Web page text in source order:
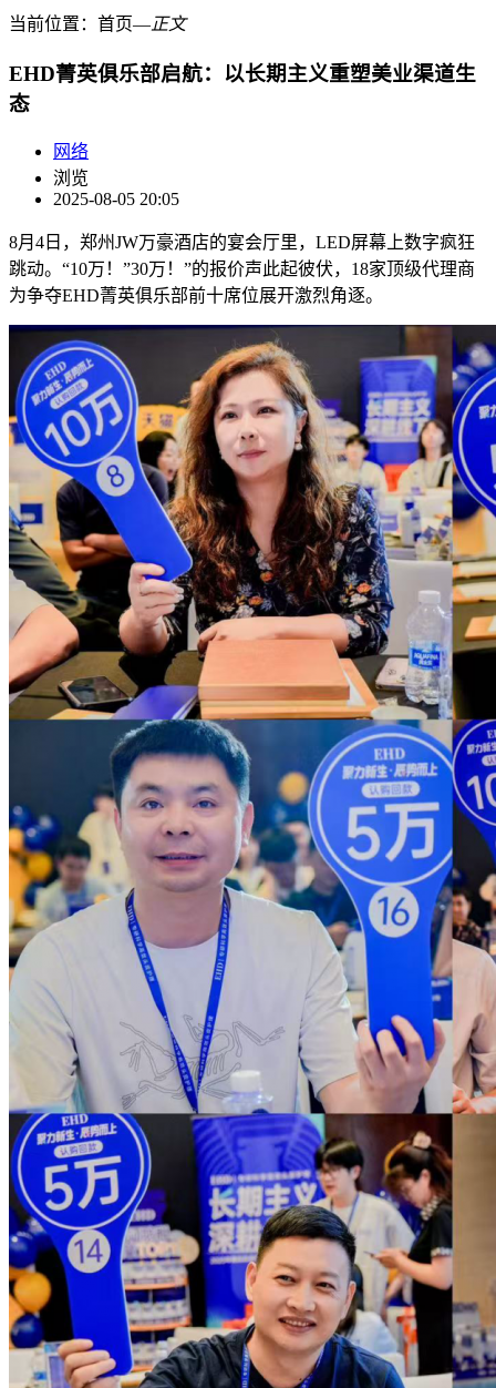
当前位置： 首页―正文
EHD菁英俱乐部启航：以长期主义重塑美业渠道生
态
网络
浏览
2025-08-05 20:05
8月4日，郑州JW万豪酒店的宴会厅里，LED屏幕上数字疯狂
跳动。“10万！”30万！”的报价声此起彼伏，18家顶级代理商
为争夺EHD菁英俱乐部前十席位展开激烈角逐。